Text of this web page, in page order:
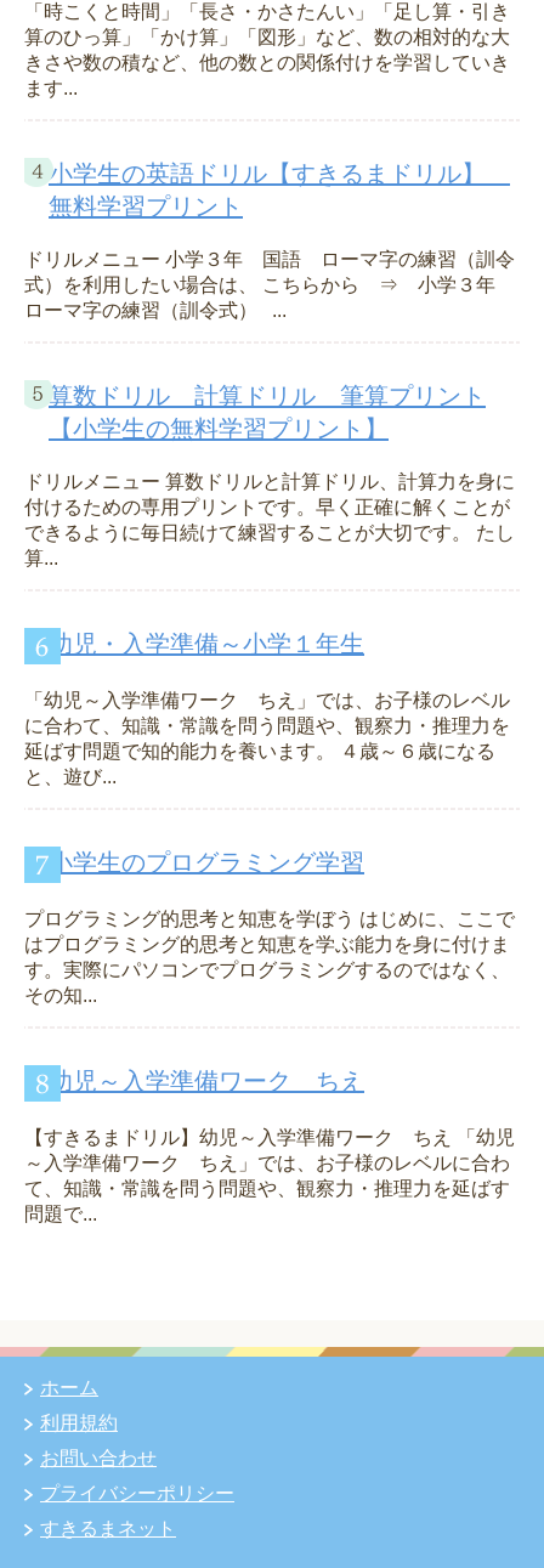
「時こくと時間」「長さ・かさたんい」「足し算・引き
算のひっ算」「かけ算」「図形」など、数の相対的な大
きさや数の積など、他の数との関係付けを学習していき
ます...
小学生の英語ドリル【すきるまドリル】
無料学習プリント
ドリルメニュー 小学３年 国語 ローマ字の練習（訓令
式）を利用したい場合は、 こちらから ⇒ 小学３年
ローマ字の練習（訓令式） ...
算数ドリル 計算ドリル 筆算プリント
【小学生の無料学習プリント】
ドリルメニュー 算数ドリルと計算ドリル、計算力を身に
付けるための専用プリントです。早く正確に解くことが
できるように毎日続けて練習することが大切です。 たし
算...
幼児・入学準備～小学１年生
「幼児～入学準備ワーク ちえ」では、お子様のレベル
に合わて、知識・常識を問う問題や、観察力・推理力を
延ばす問題で知的能力を養います。 ４歳～６歳になる
と、遊び...
小学生のプログラミング学習
プログラミング的思考と知恵を学ぼう はじめに、ここで
はプログラミング的思考と知恵を学ぶ能力を身に付けま
す。実際にパソコンでプログラミングするのではなく、
その知...
幼児～入学準備ワーク ちえ
【すきるまドリル】幼児～入学準備ワーク ちえ 「幼児
～入学準備ワーク ちえ」では、お子様のレベルに合わ
て、知識・常識を問う問題や、観察力・推理力を延ばす
問題で...
ホーム
利用規約
お問い合わせ
プライバシーポリシー
すきるまネット